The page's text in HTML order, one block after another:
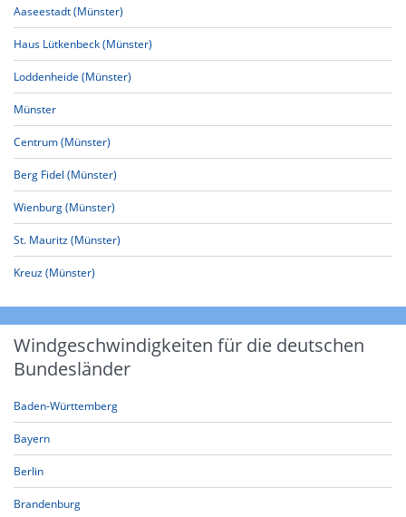
Aaseestadt (Münster)
Haus Lütkenbeck (Münster)
Loddenheide (Münster)
Münster
Centrum (Münster)
Berg Fidel (Münster)
Wienburg (Münster)
St. Mauritz (Münster)
Kreuz (Münster)
Windgeschwindigkeiten für die deutschen
Bundesländer
Baden-Württemberg
Bayern
Berlin
Brandenburg